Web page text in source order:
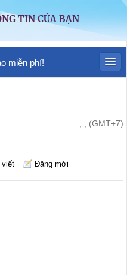
TIN CỦA BẠN
miễn phí!
, , (GMT+7)
viết Đăng mới